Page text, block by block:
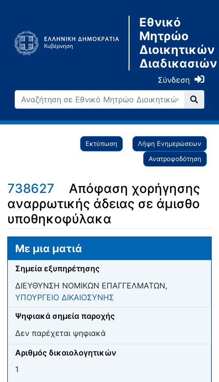
Εθνικό
Μητρώο
Διοικητικών
Διαδικασιών
Σύνδεση
Εκτύπωση
Λήψη Ενημερώσεων
Ανατροφοδότηση
738627
Απόφαση χορήγησης
αναρρωτικής άδειας σε άμισθο
υποθηκοφύλακα
Μετάβαση σε: πλοήγηση
Με μια ματιά
Σημεία εξυπηρέτησης
ΔΙΕΥΘΥΝΣΗ ΝΟΜΙΚΩΝ ΕΠΑΓΓΕΛΜΑΤΩΝ,
ΥΠΟΥΡΓΕΙΟ ΔΙΚΑΙΟΣΥΝΗΣ
Ψηφιακά σημεία παροχής
Δεν παρέχεται ψηφιακά
Αριθμός δικαιολογητικών
1